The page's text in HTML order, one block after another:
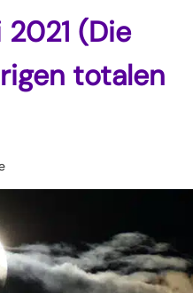
2021 (Die
totalen